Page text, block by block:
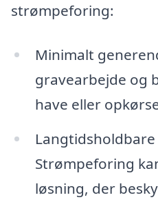
strømpeforing:
Minimalt
gravearbejde og
have eller
Strømpeforing
løsning, der